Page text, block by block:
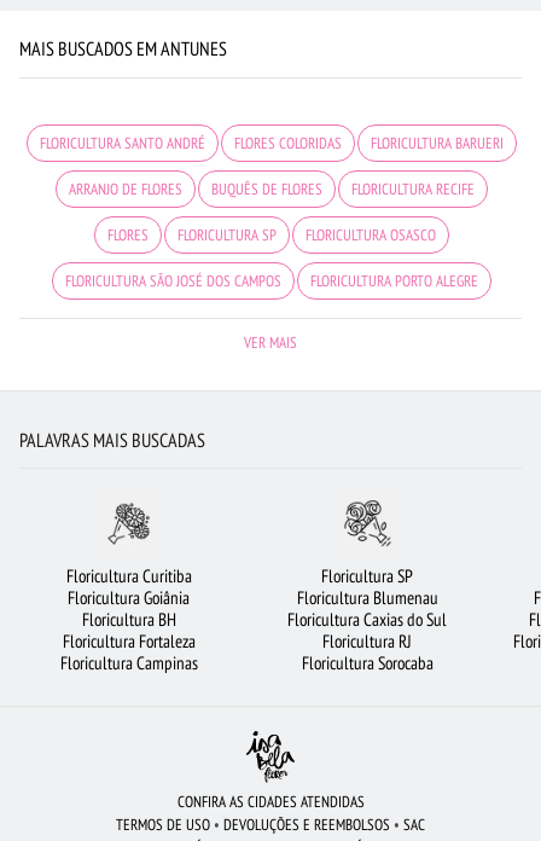
MAIS BUSCADOS EM ANTUNES
FLORICULTURA SANTO ANDRÉ FLORES COLORIDAS FLORICULTURA BARUERI
ARRANJO DE FLORES BUQUÊS DE FLORES FLORICULTURA RECIFE
FLORES FLORICULTURA SP FLORICULTURA OSASCO
FLORICULTURA SÃO JOSÉ DOS CAMPOS FLORICULTURA PORTO ALEGRE
BUQUÊ DE 20 ROSAS VERMELHAS MAIS BUSCADOS
URSO DE PELÚCIA FLORICULTURA GUARULHOS FLORICULTURA SANTOS
FLORICULTURA SÃO BERNARDO DO CAMPO ROSAS AMARELAS
FLORICULTURA FORTALEZA
FLORICULTURA SALVADOR
FLORICULTURA RIBEIRÃO PRETO FLORICULTURA JUNDIAÍ
VER MAIS
PALAVRAS MAIS BUSCADAS
Floricultura Curitiba
Floricultura Goiânia
Floricultura BH
Floricultura Fortaleza
Floricultura Campinas
Floricultura SP
Floricultura Blumenau
Floricultura Caxias do Sul
Floricultura RJ
Floricultura Sorocaba
CONFIRA AS CIDADES ATENDIDAS
TERMOS DE USO • DEVOLUÇÕES E REEMBOLSOS • SAC